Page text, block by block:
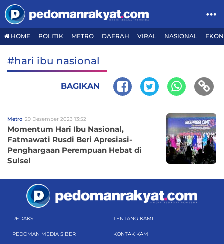
HOME POLITIK METRO DAERAH VIRAL NASIONAL
#hari ibu nasional
BAGIKAN
Metro 29 Desember 2023 13:52
Momentum Hari Ibu Nasional,
Fatmawati Rusdi Beri Apresiasi-
Penghargaan Perempuan Hebat di
Sulsel
REDAKSI TENTANG KAMI
PEDOMAN MEDIA SIBER KONTAK KAMI